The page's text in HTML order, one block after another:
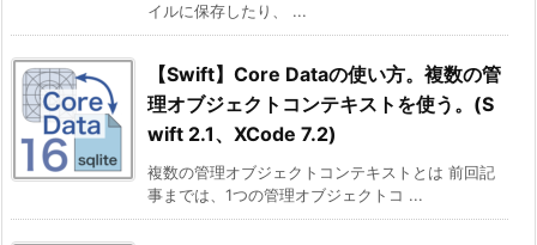
イルに保存したり、 ...
【Swift】Core Dataの使い方。複数の管
理オブジェクトコンテキストを使う。(S
wift 2.1、XCode 7.2)
複数の管理オブジェクトコンテキストとは 前回記
事までは、1つの管理オブジェクトコ ...